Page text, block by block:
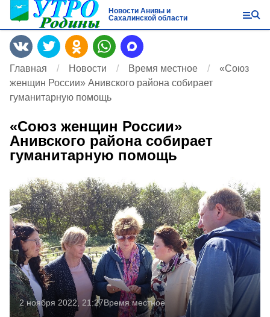
Новости Анивы и
Сахалинской области
Главная Новости Время местное
«Союз
женщин России» Анивского района собирает
гуманитарную помощь
«Союз женщин России»
Анивского района собирает
гуманитарную помощь
2 ноября 2022, 21:27Время местное